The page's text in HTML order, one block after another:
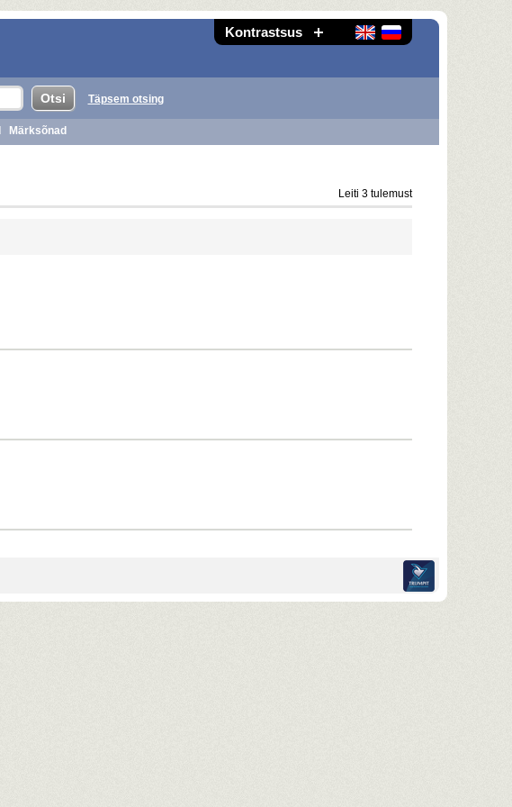
Kontrastsus
Täpsem otsing
Märksõnad
Leiti 3 tulemust